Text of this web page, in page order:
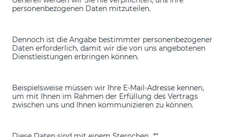
personenbezogenen Daten mitzuteilen.
Dennoch ist die Angabe bestimmter personenbezogener
Daten erforderlich, damit wir die von uns angebotenen
Dienstleistungen erbringen können.
Beispielsweise müssen wir Ihre E-Mail-Adresse kennen,
um mit Ihnen im Rahmen der Erfüllung des Vertrags
zwischen uns und Ihnen kommunizieren zu können.